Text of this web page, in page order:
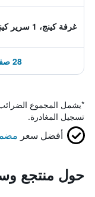
غرفة كينج، 1 سرير كينغ
28 صفقة إضافية ابتداءً من 717 ﷼
*يشمل المجموع
تسجيل المغادرة.
أفضل سعر
حول منتجع